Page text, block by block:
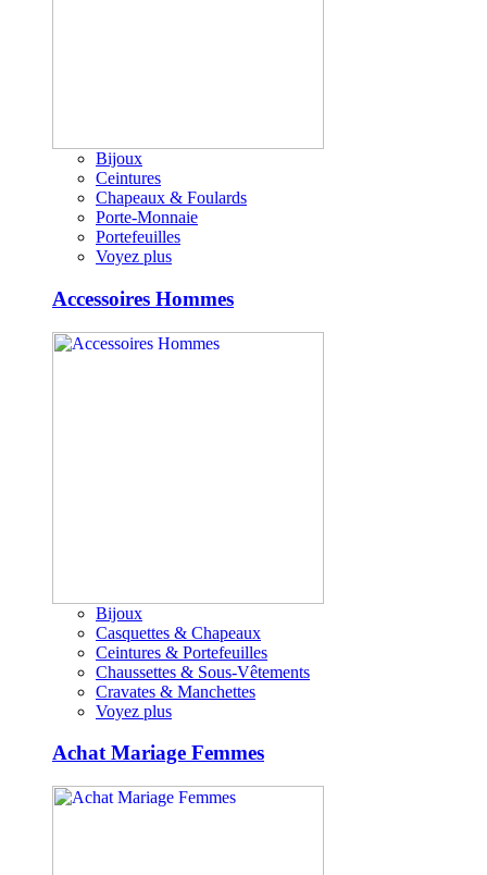
Bijoux
Ceintures
Chapeaux & Foulards
Porte-Monnaie
Portefeuilles
Voyez plus
Accessoires Hommes
Bijoux
Casquettes & Chapeaux
Ceintures & Portefeuilles
Chaussettes & Sous-Vêtements
Cravates & Manchettes
Voyez plus
Achat Mariage Femmes